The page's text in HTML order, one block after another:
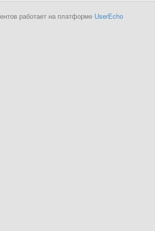
работает на платформе UserEcho